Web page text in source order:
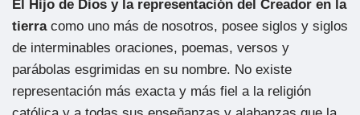
El Hijo de Dios y la representación del Creador en la
tierracomo uno más de nosotros, posee siglos y siglos
de interminables oraciones, poemas, versos y
parábolas esgrimidas en su nombre. No existe
representación más exacta y más fiel a la religión